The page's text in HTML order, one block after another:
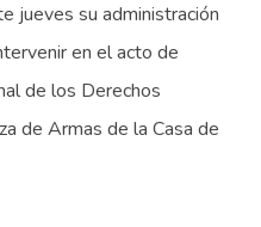
jueves su administración
en el acto de
de los Derechos
de Armas de la Casa de